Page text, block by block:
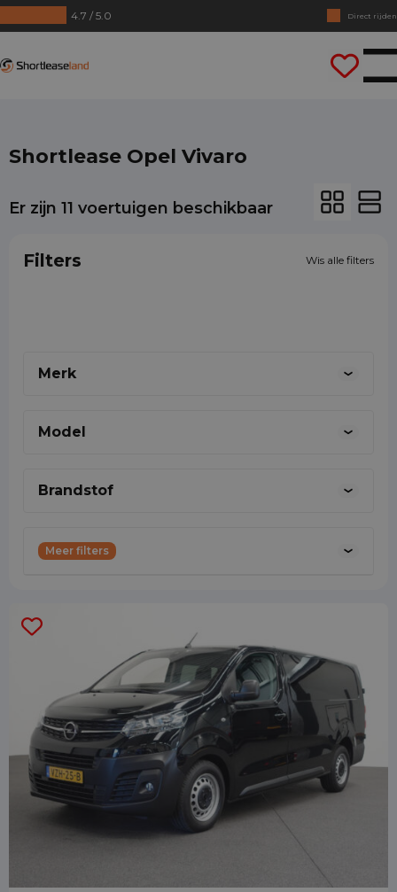
4.7 / 5.0
Direct rijden
Shortlease Opel Vivaro
Er zijn 11 voertuigen beschikbaar
Vera
Sandra
Martijn
Filters Wis alle filters
Merk
Model
Brandstof
Meer filters